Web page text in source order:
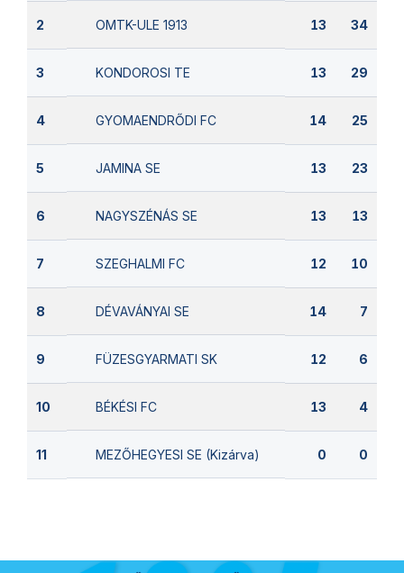
2 OMTK-ULE 1913 13 34
3 KONDOROSI TE 13 29
4 GYOMAENDRŐDI FC 14 25
5 JAMINA SE 13 23
6 NAGYSZÉNÁS SE 13 13
7 SZEGHALMI FC 12 10
8 DÉVAVÁNYAI SE 14 7
9 FÜZESGYARMATI SK 12 6
10 BÉKÉSI FC 13 4
11 MEZŐHEGYESI SE (Kizárva) 0 0